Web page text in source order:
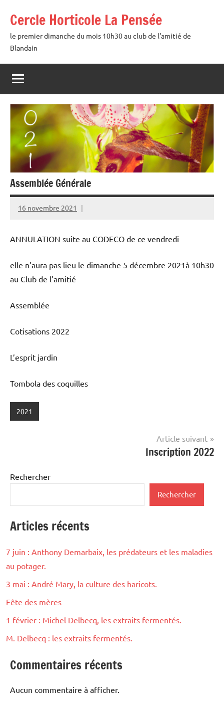
contenu
Cercle Horticole La Pensée
le premier dimanche du mois 10h30 au club de l'amitié de
Blandain
Assemblée Générale
16 novembre 2021
admin
ANNULATION suite au CODECO de ce vendredi
elle n’aura pas lieu le dimanche 5 décembre 2021à 10h30
au Club de l’amitié
Assemblée
Cotisations 2022
L’esprit jardin
Tombola des coquilles
2021
l’article
Article suivant
Inscription 2022
Rechercher
Rechercher
Articles récents
7 juin : Anthony Demarbaix, les prédateurs et les maladies
au potager.
3 mai : André Mary, la culture des haricots.
Fête des mères
1 février : Michel Delbecq, les extraits fermentés.
M. Delbecq : les extraits fermentés.
Commentaires récents
Aucun commentaire à afficher.